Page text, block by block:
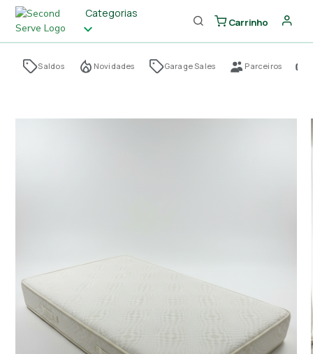
Categorias
Carrinho
Saldos Novidades Garage Sales Parceiros